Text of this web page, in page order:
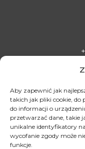
Aby zapewnić jak
takich jak pliki cookie,
do informacji o
przetwarzać dane, takie
unikalne identyfikatory
wycofanie zgody może
funkcje.